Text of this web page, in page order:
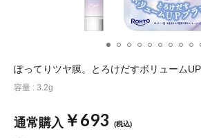
ログイン / 新規会員登
商品を探す
ぽってりツヤ膜。とろけだすボリュームUP
容量 : 3.2g
通常購入 ￥693 (税込)